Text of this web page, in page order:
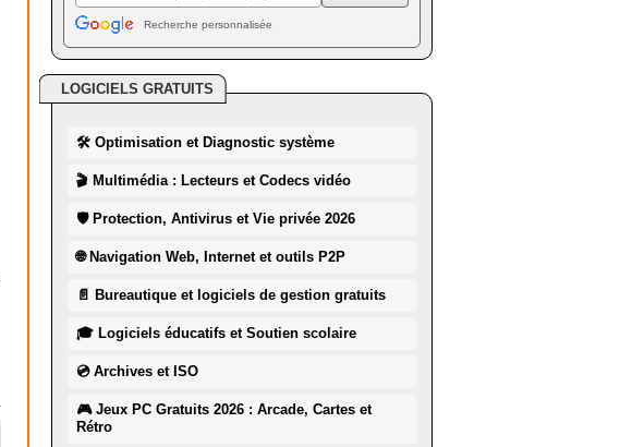
Recherche personnalisée
LOGICIELS GRATUITS
🛠 Optimisation et Diagnostic système
🎬 Multimédia : Lecteurs et Codecs vidéo
🛡 Protection, Antivirus et Vie privée 2026
🌐 Navigation Web, Internet et outils P2P
📄 Bureautique et logiciels de gestion gratuits
🎓 Logiciels éducatifs et Soutien scolaire
💿 Archives et ISO
🎮 Jeux PC Gratuits 2026 : Arcade, Cartes et
Rétro